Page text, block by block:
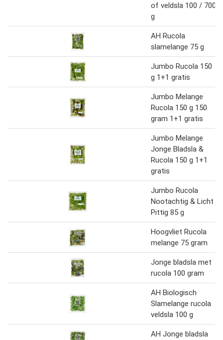
of veldsla 100 / 700
g
AH Rucola
slamelange 75 g
Jumbo Rucola 150
g 1+1 gratis
Jumbo Melange
Rucola 150 g 150
gram 1+1 gratis
Jumbo Melange
Jonge Bladsla &
Rucola 150 g 1+1
gratis
Jumbo Rucola
Nootachtig & Licht
Pittig 85 g
Hoogvliet Rucola
melange 75 gram
Jonge bladsla met
rucola 100 gram
AH Biologisch
Slamelange rucola
veldsla 100 g
AH Jonge bladsla